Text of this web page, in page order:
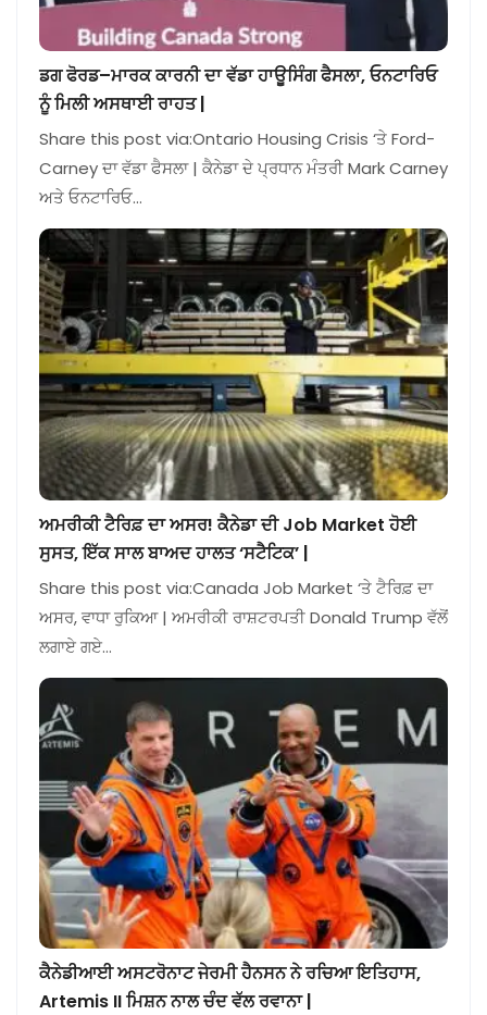
ਡਗ ਫੋਰਡ–ਮਾਰਕ ਕਾਰਨੀ ਦਾ ਵੱਡਾ ਹਾਊਸਿੰਗ ਫੈਸਲਾ, ਓਨਟਾਰਿਓ
ਨੂੰ ਮਿਲੀ ਅਸਥਾਈ ਰਾਹਤ |
Share this post via:Ontario Housing Crisis ‘ਤੇ Ford-
Carney ਦਾ ਵੱਡਾ ਫੈਸਲਾ | ਕੈਨੇਡਾ ਦੇ ਪ੍ਰਧਾਨ ਮੰਤਰੀ Mark Carney
ਅਤੇ ਓਨਟਾਰਿਓ…
ਅਮਰੀਕੀ ਟੈਰਿਫ਼ ਦਾ ਅਸਰ! ਕੈਨੇਡਾ ਦੀ Job Market ਹੋਈ
ਸੁਸਤ, ਇੱਕ ਸਾਲ ਬਾਅਦ ਹਾਲਤ ‘ਸਟੈਟਿਕ’ |
Share this post via:Canada Job Market ‘ਤੇ ਟੈਰਿਫ਼ ਦਾ
ਅਸਰ, ਵਾਧਾ ਰੁਕਿਆ | ਅਮਰੀਕੀ ਰਾਸ਼ਟਰਪਤੀ Donald Trump ਵੱਲੋਂ
ਲਗਾਏ ਗਏ…
ਕੈਨੇਡੀਆਈ ਅਸਟਰੋਨਾਟ ਜੇਰਮੀ ਹੈਨਸਨ ਨੇ ਰਚਿਆ ਇਤਿਹਾਸ,
Artemis II ਮਿਸ਼ਨ ਨਾਲ ਚੰਦ ਵੱਲ ਰਵਾਨਾ |